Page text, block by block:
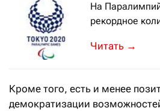
На
рекордное
XVI летняя
→
Кроме того, есть и менее
демократизации